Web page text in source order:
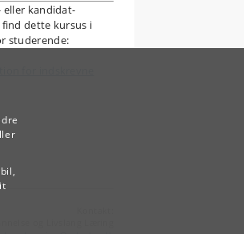
eller kandidat-
dette kursus i
studerende: